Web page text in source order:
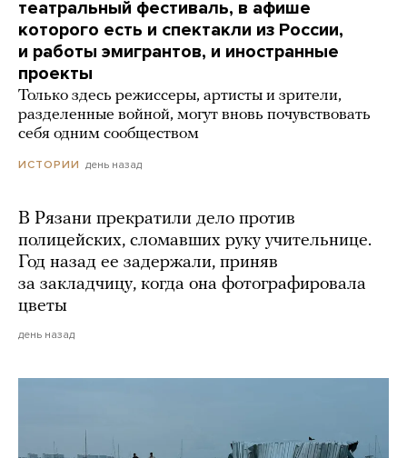
театральный фестиваль, в афише
которого есть и спектакли из России,
и работы эмигрантов, и иностранные
проекты
Только здесь режиссеры, артисты и зрители,
разделенные войной, могут вновь почувствовать
себя одним сообществом
ИСТОРИИ день назад
В Рязани прекратили дело против
полицейских, сломавших руку учительнице.
Год назад ее задержали, приняв
за закладчицу, когда она фотографировала
цветы
день назад